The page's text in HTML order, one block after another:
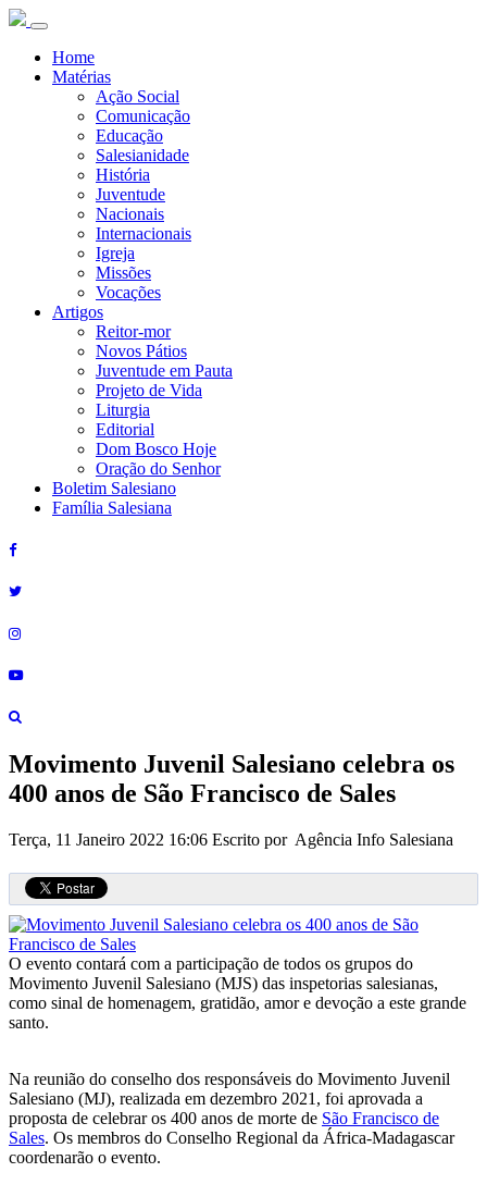
Home
Matérias
Ação Social
Comunicação
Educação
Salesianidade
História
Juventude
Nacionais
Internacionais
Igreja
Missões
Vocações
Artigos
Reitor-mor
Novos Pátios
Juventude em Pauta
Projeto de Vida
Liturgia
Editorial
Dom Bosco Hoje
Oração do Senhor
Boletim Salesiano
Família Salesiana
Movimento Juvenil Salesiano celebra os
400 anos de São Francisco de Sales
Terça, 11 Janeiro 2022 16:06 Escrito por Agência Info Salesiana
O evento contará com a participação de todos os grupos do
Movimento Juvenil Salesiano (MJS) das inspetorias salesianas,
como sinal de homenagem, gratidão, amor e devoção a este grande
santo.
Na reunião do conselho dos responsáveis do Movimento Juvenil
Salesiano (MJ), realizada em dezembro 2021, foi aprovada a
proposta de celebrar os 400 anos de morte de São Francisco de
Sales. Os membros do Conselho Regional da África-Madagascar
coordenarão o evento.